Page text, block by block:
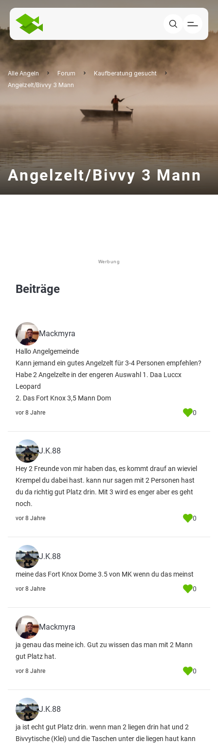
Alle Angeln Forum
Kaufberatung gesucht
Angelzelt/Bivvy 3 Mann
Angelzelt/Bivvy 3 Mann
Werbung
Beiträge
Mackmyra
Hallo Angelgemeinde
Kann jemand ein gutes Angelzelt für 3-4 Personen empfehlen?
Habe 2 Angelzelte in der engeren Auswahl 1. Daa Luccx
Leopard
2. Das Fort Knox 3,5 Mann Dom
vor 8 Jahre 0
J.K.88
Hey 2 Freunde von mir haben das, es kommt drauf an wieviel
Krempel du dabei hast. kann nur sagen mit 2 Personen hast
du da richtig gut Platz drin. Mit 3 wird es enger aber es geht
noch.
vor 8 Jahre 0
J.K.88
meine das Fort Knox Dome 3.5 von MK wenn du das meinst
vor 8 Jahre 0
Mackmyra
ja genau das meine ich. Gut zu wissen das man mit 2 Mann
gut Platz hat.
vor 8 Jahre 0
J.K.88
ja ist echt gut Platz drin. wenn man 2 liegen drin hat und 2
Bivvytische (Klei) und die Taschen unter die liegen haut kann